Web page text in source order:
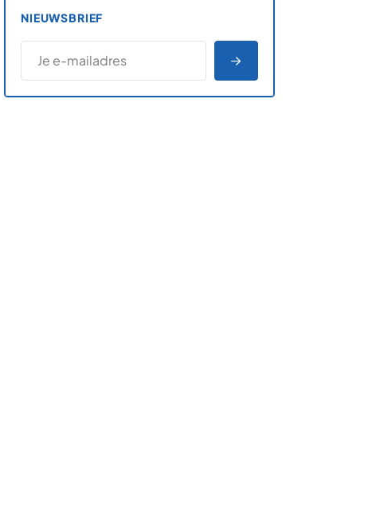
NIEUWSBRIEF
E-MAILADRES
*
AANMELDEN